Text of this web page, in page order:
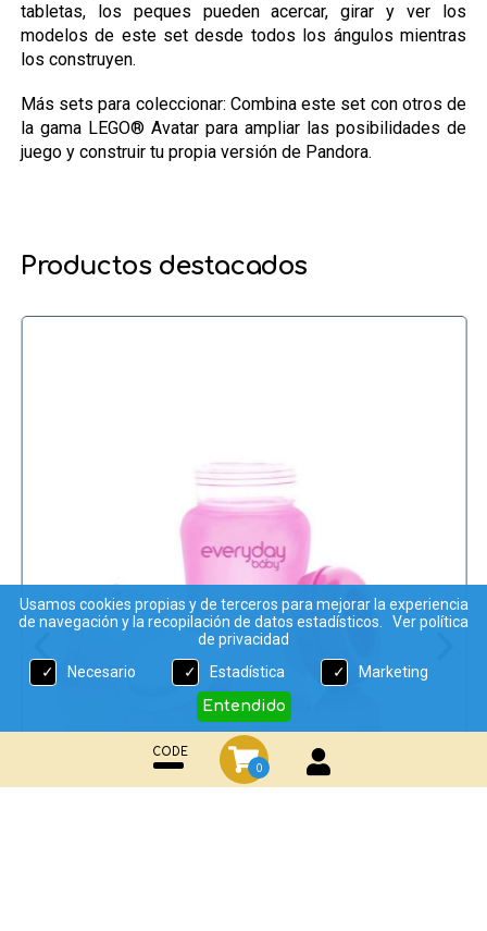
CODE
0
tabletas, los peques pueden acercar, girar y ver los
modelos de este set desde todos los ángulos mientras
los construyen.
Más sets para coleccionar: Combina este set con otros de
la gama LEGO® Avatar para ampliar las posibilidades de
juego y construir tu propia versión de Pandora.
Productos destacados
Usamos cookies propias y de terceros para mejorar la experiencia
de navegación y la recopilación de datos estadísticos. Ver política
de privacidad
Necesario
Estadística Marketing
Entendido